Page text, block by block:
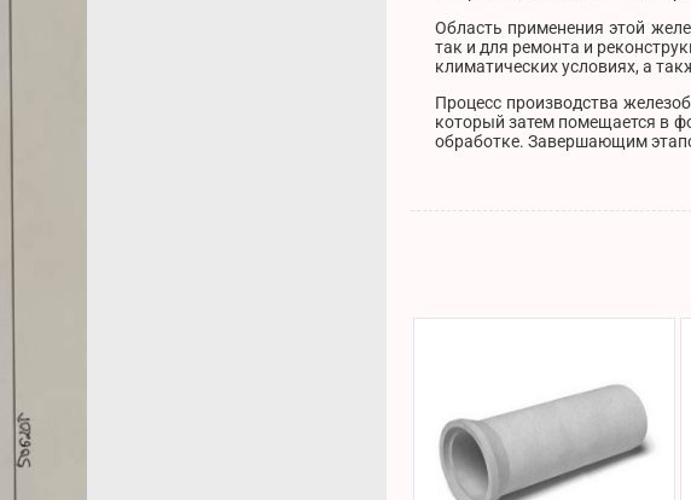
Область применения этой
так и для ремонта и
климатических условиях, а
Процесс производства
который затем помещается в
обработке. Завершающим